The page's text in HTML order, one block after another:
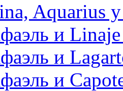
Aquarius
и
и
и